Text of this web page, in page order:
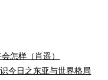
怎样（肖遥）
今日之东亚与世界格局